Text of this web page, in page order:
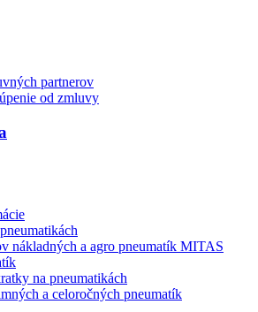
partnerov
od zmluvy
nákladných a agro pneumatík MITAS
na pneumatikách
a celoročných pneumatík